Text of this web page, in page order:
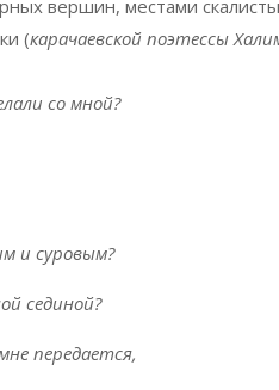
вершин, местами
(карачаевской поэтессы
со мной?
и суровым?
сединой?
передается,